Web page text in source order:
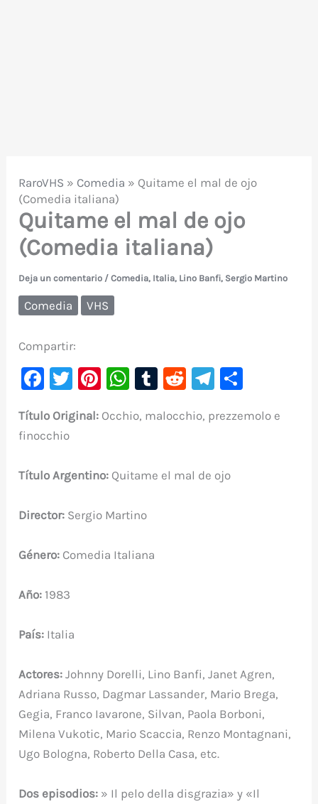
RaroVHS » Comedia » Quitame el mal de ojo
(Comedia italiana)
Quitame el mal de ojo
(Comedia italiana)
Deja un comentario /Comedia, Italia, Lino Banfi, Sergio Martino
Comedia VHS
Compartir:
F
c
e
b
o
T
it
r
Pi
er
st
W
at
A
p
T
m
r
R
d
t
Te
gr
m
m
Título Original: Occhio, malocchio, prezzemolo e
finocchio
Título Argentino: Quitame el mal de ojo
Director: Sergio Martino
Género: Comedia Italiana
Año: 1983
País: Italia
Actores: Johnny Dorelli, Lino Banfi, Janet Agren,
Adriana Russo, Dagmar Lassander, Mario Brega,
Gegia, Franco Iavarone, Silvan, Paola Borboni,
Milena Vukotic, Mario Scaccia, Renzo Montagnani,
Ugo Bologna, Roberto Della Casa, etc.
Dos episodios: » Il pelo della disgrazia» y «Il